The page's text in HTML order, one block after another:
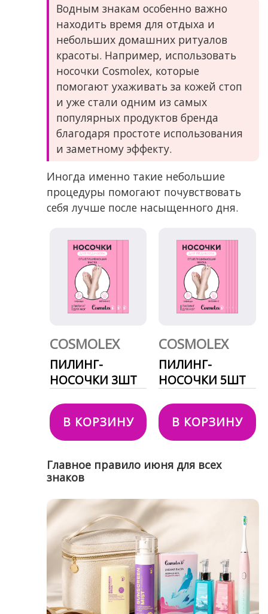
Водным знакам особенно важно
находить время для отдыха и
небольших домашних ритуалов
красоты. Например, использовать
носочки Cosmolex, которые
помогают ухаживать за кожей стоп
и уже стали одним из самых
популярных продуктов бренда
благодаря простоте использования
и заметному эффекту.
Иногда именно такие небольшие
процедуры помогают почувствовать
себя лучше после насыщенного дня.
COSMOLEX
ПИЛИНГ-
НОСОЧКИ 3ШТ
В КОРЗИНУ
COSMOLEX
ПИЛИНГ-
НОСОЧКИ 5ШТ
В КОРЗИНУ
Главное правило июня для всех
знаков